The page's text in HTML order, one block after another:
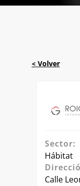
Sector:
Hábitat
Calle